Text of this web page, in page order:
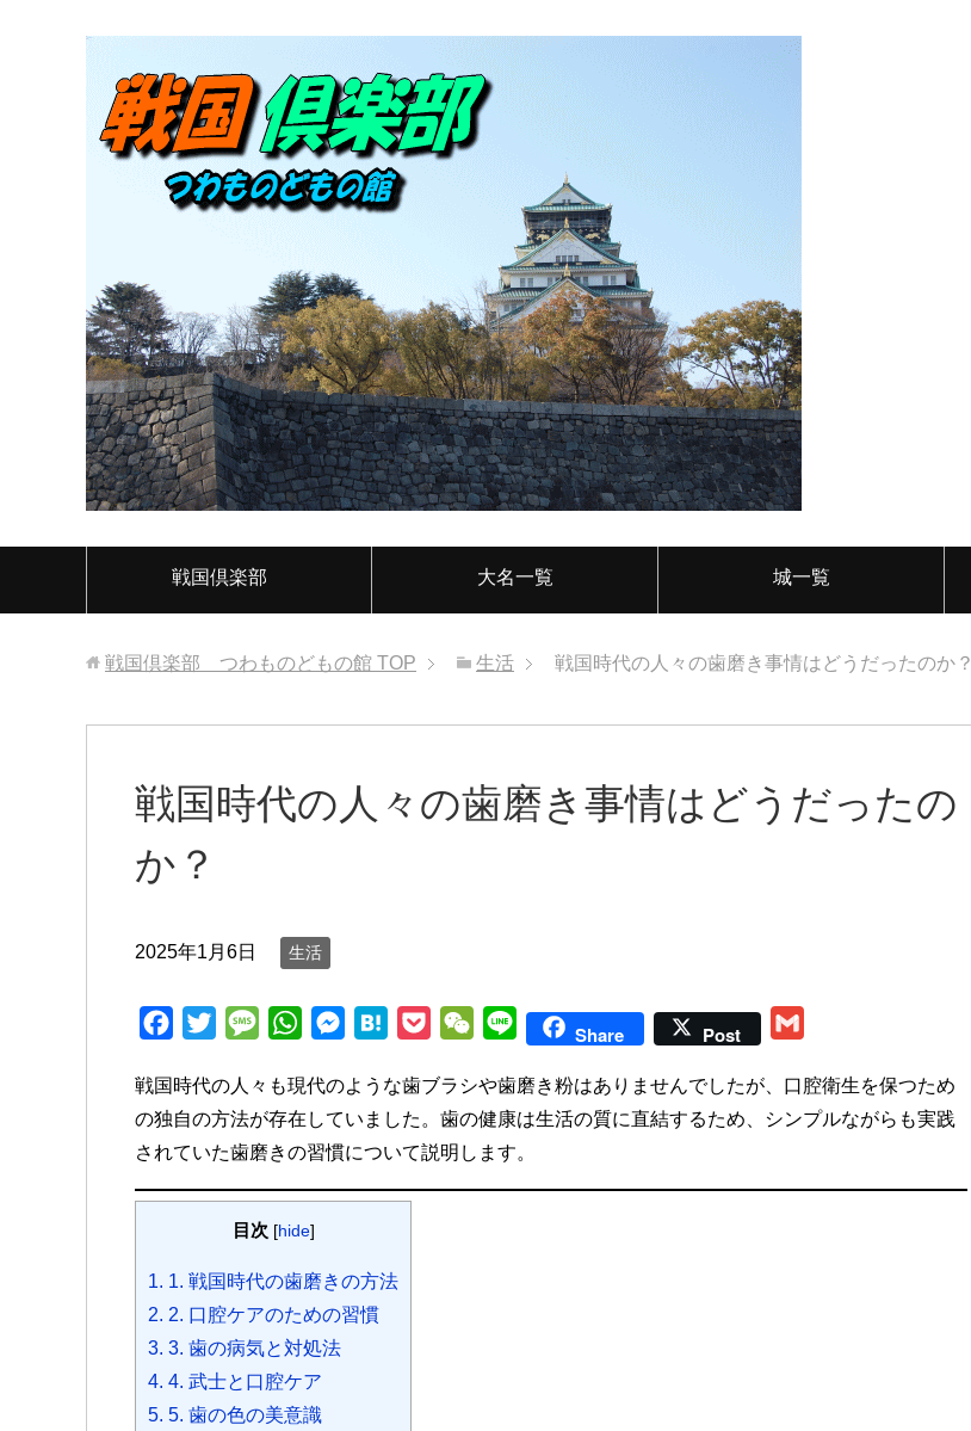
戦国倶楽部 大名一覧 城一覧
戦国倶楽部 つわものどもの館 TOP 生活 戦国時代の人々の歯磨き事情はどうだったのか？
戦国時代の人々の歯磨き事情はどうだったの
か？
2025年1月6日 生活
c
e
b
o
i
t
t
e
M
s
s
a
g
e
W
a
t
s
A
p
s
s
e
n
r
t
e
n
a
c
e
t
W
C
h
a
t
L
n
e
Share Post
a
i
戦国時代の人々も現代のような歯ブラシや歯磨き粉はありませんでしたが、口腔衛生を保つため
の独自の方法が存在していました。歯の健康は生活の質に直結するため、シンプルながらも実践
されていた歯磨きの習慣について説明します。
目次 [hide]
1. 1. 戦国時代の歯磨きの方法
2. 2. 口腔ケアのための習慣
3. 3. 歯の病気と対処法
4. 4. 武士と口腔ケア
5. 5. 歯の色の美意識